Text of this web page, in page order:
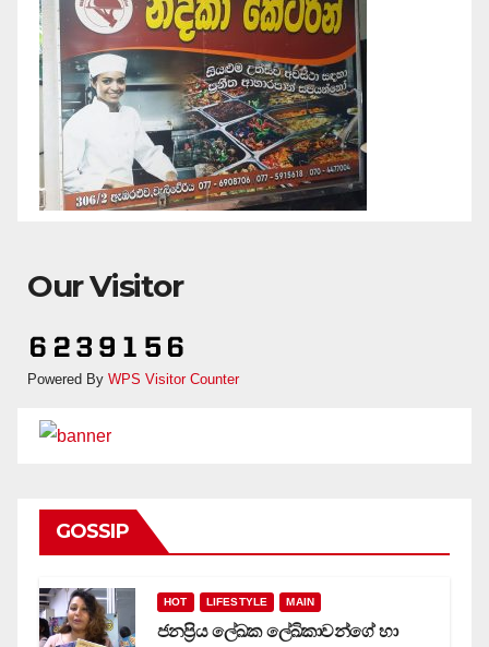
Our Visitor
Powered By WPS Visitor Counter
GOSSIP
HOT LIFESTYLE MAIN
ජනප්‍රිය ලේඛක ලේඛිකාවන්ගේ හා